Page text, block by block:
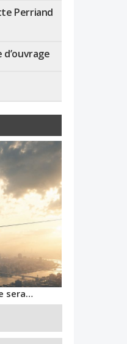
Perriand
sera…